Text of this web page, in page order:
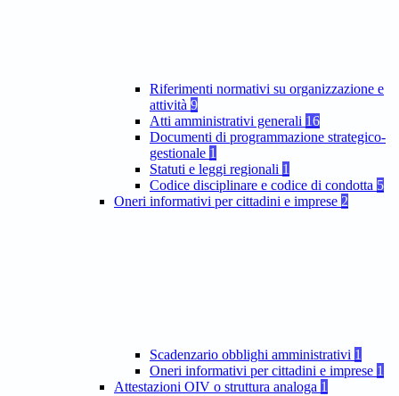
Riferimenti normativi su organizzazione e
attività 9
Atti amministrativi generali 16
Documenti di programmazione strategico-
gestionale 1
Statuti e leggi regionali 1
Codice disciplinare e codice di condotta 5
Oneri informativi per cittadini e imprese 2
Scadenzario obblighi amministrativi 1
Oneri informativi per cittadini e imprese 1
Attestazioni OIV o struttura analoga 1